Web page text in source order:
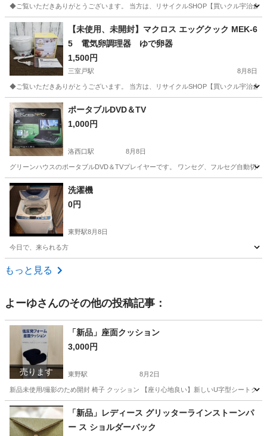
◆ご覧いただきありがとうございます。 当方は、リサイクルSHOP【買いクル宇治倉
京都 宇治市 三室戸駅 オーディオ
【未使用、未開封】マクロス エッグクック MEK-6
5 電気卵調理器 ゆで卵器
1,500円
三室戸駅 8月8日
◆ご覧いただきありがとうございます。 当方は、リサイクルSHOP【買いクル宇治
京都 宇治市 三室戸駅 キッチン家電
ポータブルDVD＆TV
1,000円
洛西口駅 8月8日
グリーンハウスのポータブルDVD＆TVプレイヤーです。 ワンセグ、フルセグ自動切
京都 京都市 洛西口駅
洗濯機
0円
東野駅8月8日
今日で、来られる方
京都 京都市
もっと見る
よーゆさんのその他の投稿記事：
売ります
「新品」座面クッション
3,000円
東野駅 8月2日
新品未使用/撮影のため開封 椅子 クッション 【座り心地良い】新しいU字型シートク
京都 京都市 東野駅 ファブリック、カバー オフィス
「新品」レディース グリッターラインストーンパ
ー ス ショルダーバック